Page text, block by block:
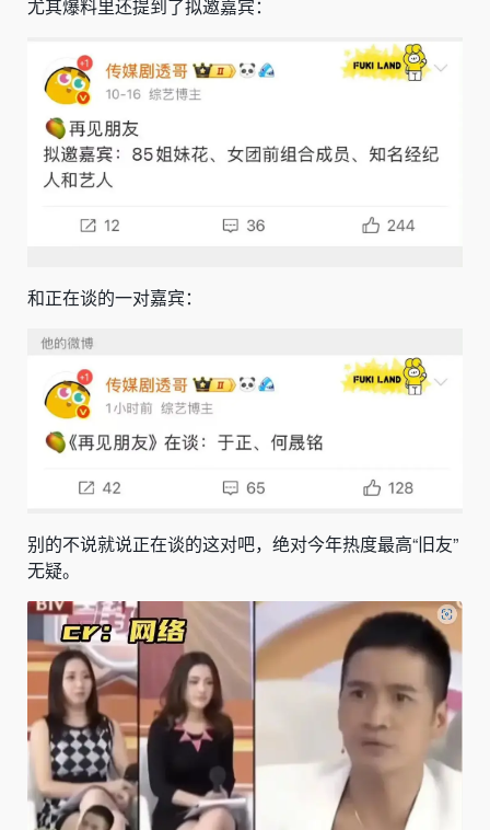
尤其爆料里还提到了拟邀嘉宾：
和正在谈的一对嘉宾：
别的不说就说正在谈的这对吧，绝对今年热度最高“旧友”
无疑。